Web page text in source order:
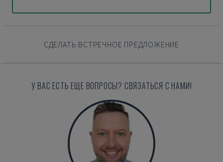
СДЕЛАТЬ ВСТРЕЧНОЕ ПРЕДЛОЖЕНИЕ
У ВАС ЕСТЬ ЕЩЕ ВОПРОСЫ? СВЯЗАТЬСЯ С НАМИ!